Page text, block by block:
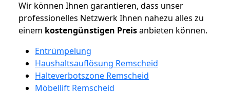
Wir können Ihnen garantieren, dass unser
professionelles Netzwerk Ihnen nahezu alles zu
einem kostengünstigen Preisanbieten können.
Entrümpelung
Haushaltsauflösung Remscheid
Halteverbotszone Remscheid
Möbellift Remscheid